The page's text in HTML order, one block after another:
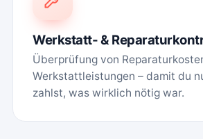
Werkstatt- &
Überprüfung von
Werkstattleistungen – damit du
zahlst, was wirklich nötig war.